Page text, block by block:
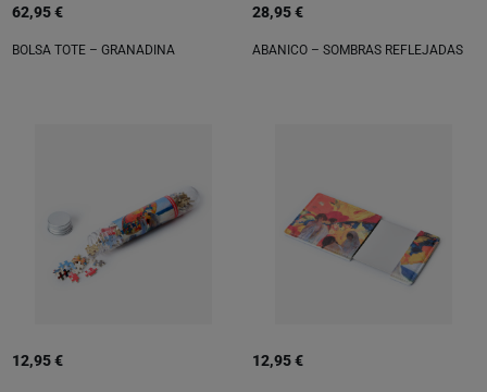
62,95 €
BOLSA TOTE – GRANADINA
28,95 €
ABANICO – SOMBRAS REFLEJADAS
12,95 € 12,95 €